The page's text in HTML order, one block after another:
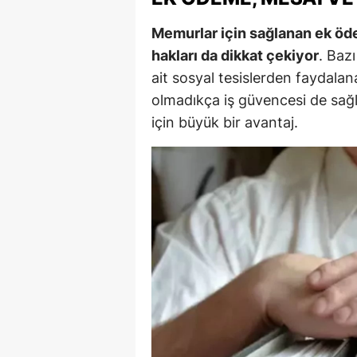
Memurlar için sağlanan ek
hakları da dikkat çekiyor.
ait sosyal tesislerden
olmadıkça iş güvencesi de
için büyük bir avantaj.